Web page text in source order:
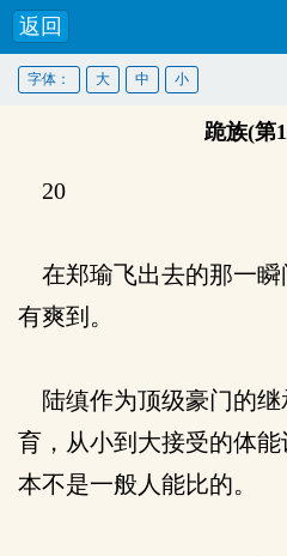
返回
字体： 大 中 小
跪族(第
20
在郑瑜飞出去的那一瞬
有爽到。
陆缜作为顶级豪门的继
育，从小到大接受的体
本不是一般人能比的。